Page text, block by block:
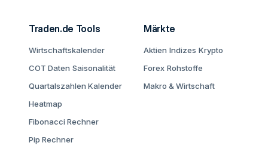
Traden.de Tools
Wirtschaftskalender
COT Daten Saisonalität
Quartalszahlen Kalender
Heatmap
Fibonacci Rechner
Pip Rechner
Märkte
Aktien Indizes Krypto
Forex Rohstoffe
Makro & Wirtschaft